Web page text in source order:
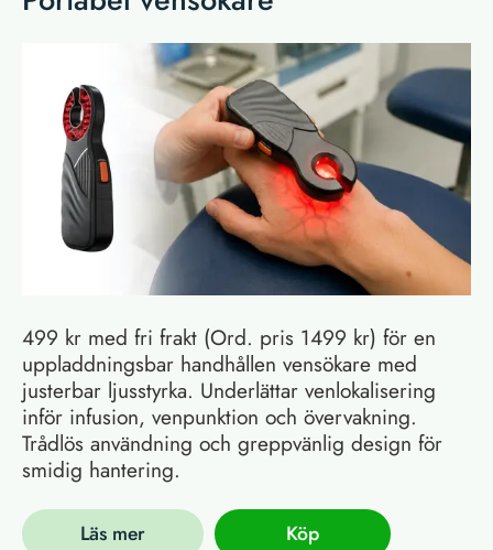
499 kr med fri frakt (Ord. pris 1499 kr) för en
uppladdningsbar handhållen vensökare med
justerbar ljusstyrka. Underlättar venlokalisering
inför infusion, venpunktion och övervakning.
Trådlös användning och greppvänlig design för
smidig hantering.
Läs mer Köp